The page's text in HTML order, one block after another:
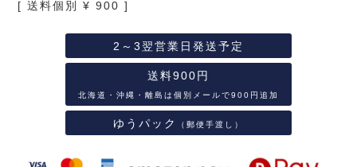
送料個別
¥ 900
2～3翌営業日発送予定
送料900円
北海道・沖縄・離島は個別メールで900円追加
ゆうパック （郵便手渡し）